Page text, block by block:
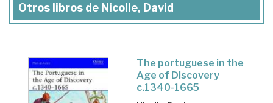
Otros libros de Nicolle, David
The portuguese in the
Age of Discovery
c.1340-1665